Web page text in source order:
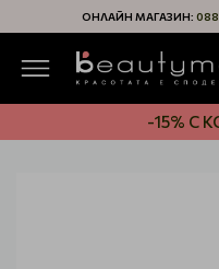
ОНЛАЙН МАГАЗИН:
-15% С